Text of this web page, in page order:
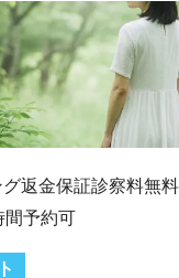
グ返金保証診察料無料
間予約可